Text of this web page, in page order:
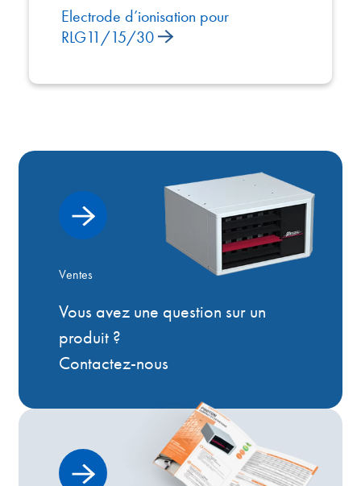
Electrode d’ionisation pour
RLG11/15/30
Ventes
Vous avez une question sur un
produit ?
Contactez-nous